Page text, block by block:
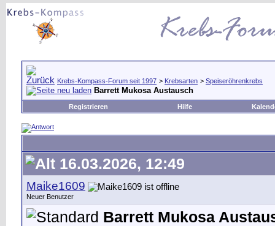
Krebs-Kompass-Forum seit 1997 > Krebsarten > Speiseröhrenkrebs
Barrett Mukosa Austausch
Registrieren Hilfe
16.03.2026, 12:49
Maike1609
Neuer Benutzer
Barrett Mukosa